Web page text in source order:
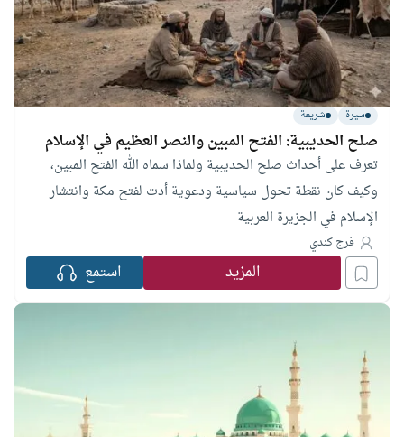
سيرة شريعة
صلح الحديبية: الفتح المبين والنصر العظيم في الإسلام
تعرف على أحداث صلح الحديبية ولماذا سماه الله الفتح المبين،
وكيف كان نقطة تحول سياسية ودعوية أدت لفتح مكة وانتشار
الإسلام في الجزيرة العربية
فرج كندي
المزيد استمع